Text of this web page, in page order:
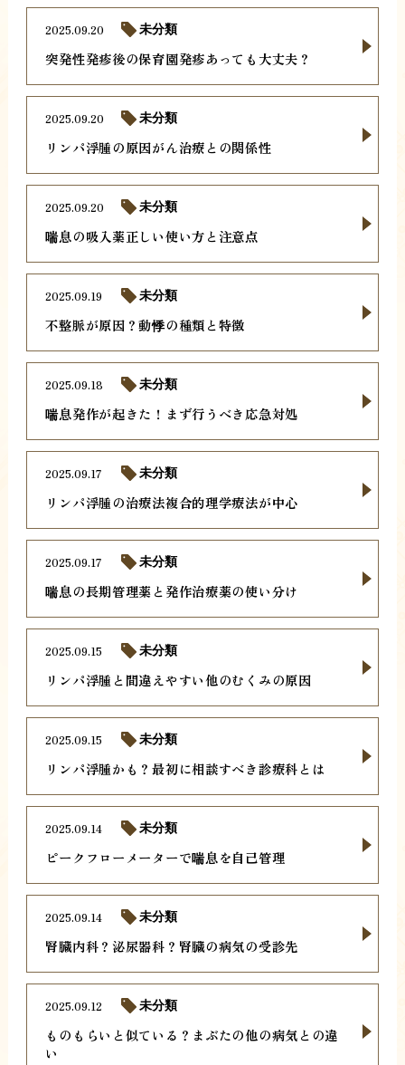
突発性発疹後の保育園発疹あっても大丈夫？
2025.09.20 未分類
リンパ浮腫の原因がん治療との関係性
2025.09.20 未分類
喘息の吸入薬正しい使い方と注意点
2025.09.20 未分類
不整脈が原因？動悸の種類と特徴
2025.09.19 未分類
喘息発作が起きた！まず行うべき応急対処
2025.09.18 未分類
リンパ浮腫の治療法複合的理学療法が中心
2025.09.17 未分類
喘息の長期管理薬と発作治療薬の使い分け
2025.09.17 未分類
リンパ浮腫と間違えやすい他のむくみの原因
2025.09.15 未分類
リンパ浮腫かも？最初に相談すべき診療科とは
2025.09.15 未分類
ピークフローメーターで喘息を自己管理
2025.09.14 未分類
腎臓内科？泌尿器科？腎臓の病気の受診先
2025.09.14 未分類
ものもらいと似ている？まぶたの他の病気との違
い
2025.09.12 未分類